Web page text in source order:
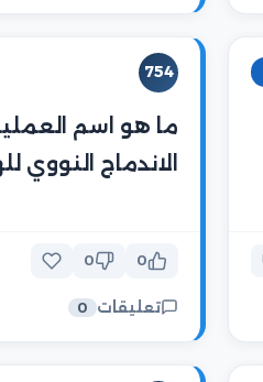
754
ما هو اسم
الاندماج
0
0
تعليقات 0